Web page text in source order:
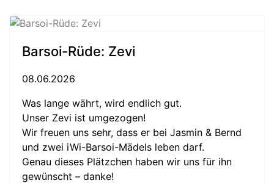
Barsoi-Rüde: Zevi
08.06.2026
Was lange währt, wird endlich gut.
Unser Zevi ist umgezogen!
Wir freuen uns sehr, dass er bei Jasmin & Bernd
und zwei iWi-Barsoi-Mädels leben darf.
Genau dieses Plätzchen haben wir uns für ihn
gewünscht – danke!